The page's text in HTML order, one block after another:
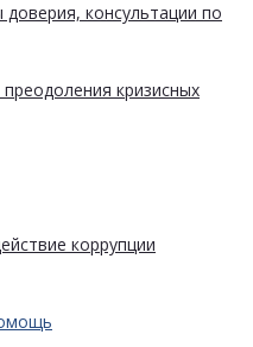
консультации по
кризисных
коррупции